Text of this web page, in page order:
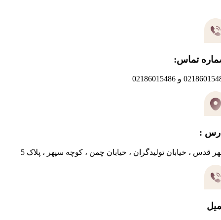
تماس:
و 02186015486
:
قدس ، خیابان تولیدگران ، خیابان چمن ، کوچه سپهر ، پلاک 5